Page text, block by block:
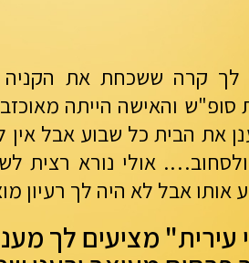
קרה ששכחת את הקניה
סופ"ש והאישה הייתה
את הבית כל שבוע אבל
אולי נורא רצית
אותו אבל לא היה לך רעיון
עירית" מציעים לך